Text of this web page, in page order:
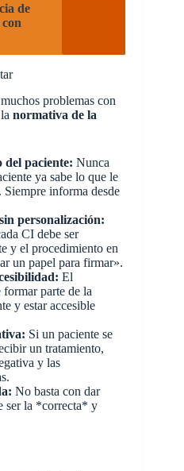
de
problemas con
normativa de la
del paciente: Nunca
ya sabe lo que le
Siempre informa desde
personalización:
CI debe ser
y el procedimiento en
un papel para firmar».
El
parte de la
y estar accesible
Si un paciente se
un tratamiento,
y las
No basta con dar
ser la *correcta* y